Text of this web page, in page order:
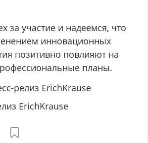
за участие и надеемся, что
инновационных
позитивно повлияют на
планы.
релиз ErichKrause
ErichKrause